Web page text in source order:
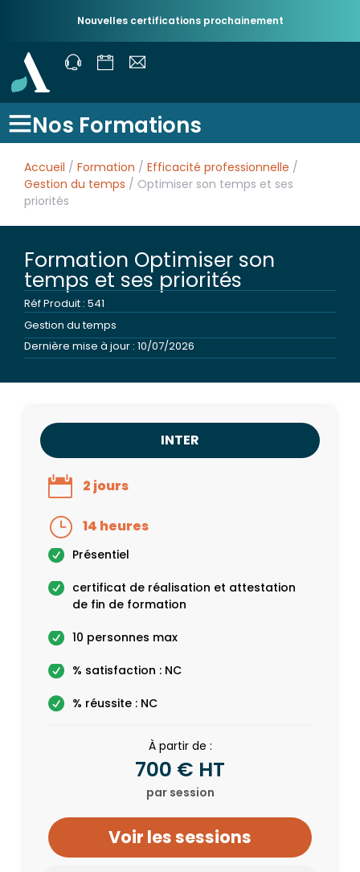
Nouvelles certifications prochainement
Nos Formations
Accueil / Formation / Efficacité professionnelle /
Gestion du temps / Optimiser son temps et ses
priorités
Formation Optimiser son
temps et ses priorités
Réf Produit : 541
Gestion du temps
Dernière mise à jour : 10/07/2026
INTER
2 jours
14 heures
Présentiel
certificat de réalisation et attestation
de fin de formation
10 personnes max
% satisfaction : NC
% réussite : NC
À partir de :
700 € HT
par session
Voir les sessions